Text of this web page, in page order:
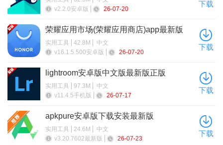
牌识别等功能可以使用
v2.2.0安卓版
26-07-20
下载
荣耀应用市场(荣耀应用商店)app最新版
2026
实用工具 42.8M
中文
v16.1.5.500安卓版
26-07-20
下载
lightroom安卓版中文版最新版正版
实用工具 97.3M
中文
v11.4.5手机版
26-07-17
下载
apkpure安卓版下载安装最新版
实用工具 24.6M
中文
v3.20.7602最新版
26-07-23
下载